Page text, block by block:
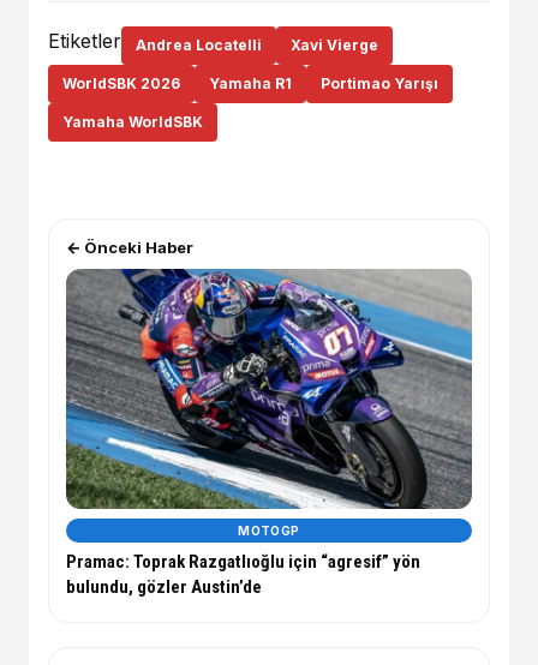
Etiketler Andrea Locatelli Xavi Vierge
WorldSBK 2026 Yamaha R1 Portimao Yarışı
Yamaha WorldSBK
← Önceki Haber
MOTOGP
Pramac: Toprak Razgatlıoğlu için “agresif” yön
bulundu, gözler Austin’de